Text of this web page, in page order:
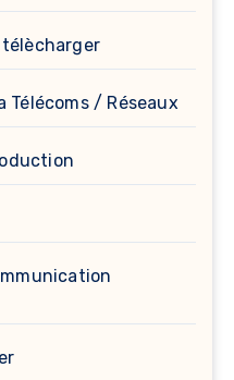
télècharger
/ Réseaux